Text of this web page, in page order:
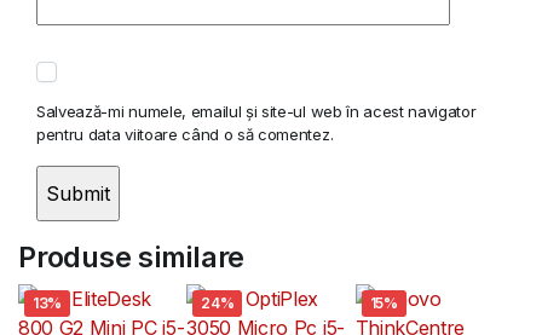
Salvează-mi numele, emailul și site-ul web în acest navigator
pentru data viitoare când o să comentez.
Produse similare
13% 24% 15%